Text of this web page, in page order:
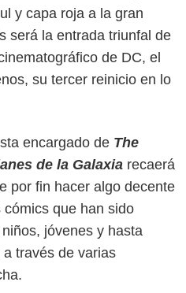
y capa roja a la gran
será la entrada triunfal de
de DC, el
su tercer reinicio en lo
encargado de The
de la Galaxia recaerá
por fin hacer algo decente
que han sido
jóvenes y hasta
través de varias